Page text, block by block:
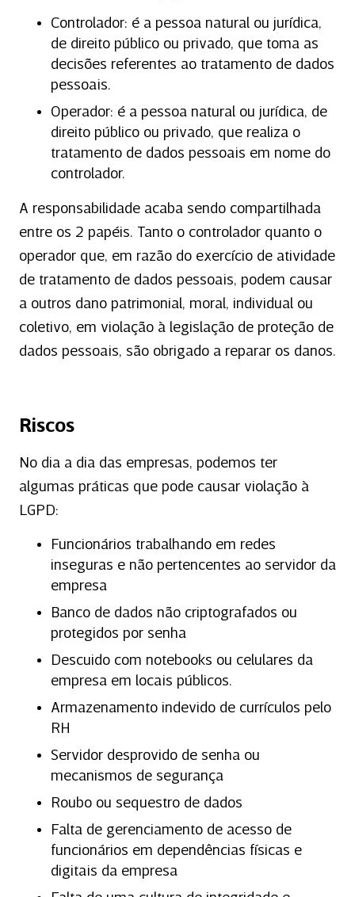
Controlador: é a pessoa natural ou jurídica,
de direito público ou privado, que toma as
decisões referentes ao tratamento de dados
pessoais.
Operador: é a pessoa natural ou jurídica, de
direito público ou privado, que realiza o
tratamento de dados pessoais em nome do
controlador.
A responsabilidade acaba sendo compartilhada
entre os 2 papéis. Tanto o controlador quanto o
operador que, em razão do exercício de atividade
de tratamento de dados pessoais, podem causar
a outros dano patrimonial, moral, individual ou
coletivo, em violação à legislação de proteção de
dados pessoais, são obrigado a reparar os danos.
Riscos
No dia a dia das empresas, podemos ter
algumas práticas que pode causar violação à
LGPD:
Funcionários trabalhando em redes
inseguras e não pertencentes ao servidor da
empresa
Banco de dados não criptografados ou
protegidos por senha
Descuido com notebooks ou celulares da
empresa em locais públicos.
Armazenamento indevido de currículos pelo
RH
Servidor desprovido de senha ou
mecanismos de segurança
Roubo ou sequestro de dados
Falta de gerenciamento de acesso de
funcionários em dependências físicas e
digitais da empresa